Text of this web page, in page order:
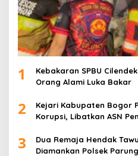
1
Kebakaran SPBU
Orang Alami Luka Bakar
2
Kejari Kabupaten Bogor
Korupsi, Libatkan ASN
3
Dua Remaja Hendak
Diamankan Polsek Parung